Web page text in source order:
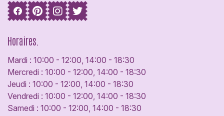
Horaires.
Mardi : 10:00 - 12:00, 14:00 - 18:30
Mercredi : 10:00 - 12:00, 14:00 - 18:30
Jeudi : 10:00 - 12:00, 14:00 - 18:30
Vendredi : 10:00 - 12:00, 14:00 - 18:30
Samedi : 10:00 - 12:00, 14:00 - 18:30